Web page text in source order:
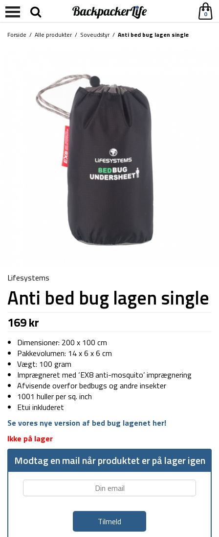
0
Forside / Alle produkter/ Soveudstyr/ Anti bed bug lagen single
Lifesystems
Anti bed bug lagen single
169kr
Dimensioner: 200 x 100 cm
Pakkevolumen: 14 x 6 x 6 cm
Vægt: 100 gram
Imprægneret med ‘EX8 anti-mosquito’ imprægnering
Afvisende overfor bedbugs og andre insekter
1001 huller per sq. inch
Etui inkluderet
Se vores nye version af bed bug lagenet her!
Ikke på lager
Modtag en mail når produktet er på lager igen